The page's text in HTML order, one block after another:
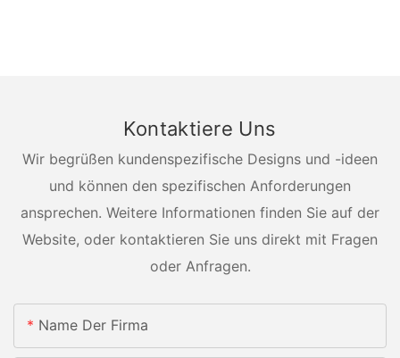
Kontaktiere Uns
Wir begrüßen kundenspezifische Designs und -ideen
und können den spezifischen Anforderungen
ansprechen. Weitere Informationen finden Sie auf der
Website, oder kontaktieren Sie uns direkt mit Fragen
oder Anfragen.
Name Der Firma